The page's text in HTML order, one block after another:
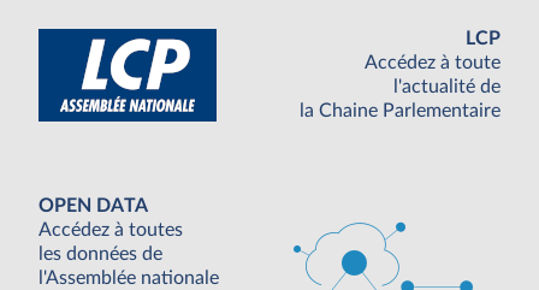
LCP
Accédez à toute
l'actualité de
la Chaine Parlementaire
OPEN DATA
Accédez à toutes
les données de
l'Assemblée nationale